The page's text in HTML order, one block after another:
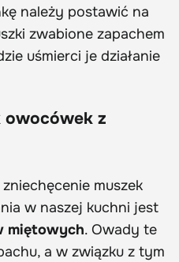
należy postawić na
zwabione zapachem
uśmierci je działanie
owocówek z
muszek
w naszej kuchni jest
miętowych. Owady te
a w związku z tym